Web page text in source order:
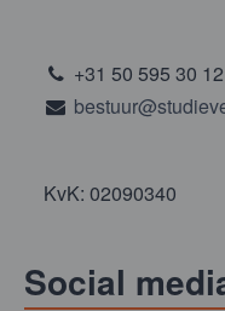
+31 50 595 30 12
KvK: 02090340
Social